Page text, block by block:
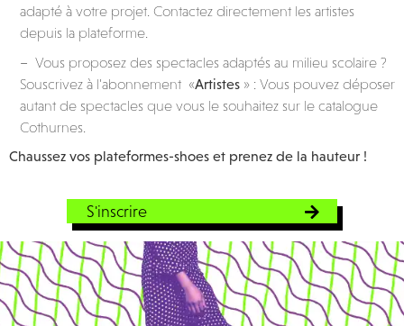
adapté à votre projet. Contactez directement les artistes
depuis la plateforme.
– Vous proposez des spectacles adaptés au milieu scolaire ?
Souscrivez à l’abonnement «Artistes » : Vous pouvez déposer
autant de spectacles que vous le souhaitez sur le catalogue
Cothurnes.
Chaussez vos plateformes-shoes et prenez de la hauteur !
S'inscrire